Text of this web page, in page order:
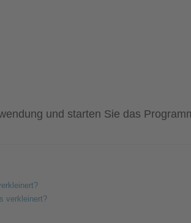
und starten Sie das
verkleinert?